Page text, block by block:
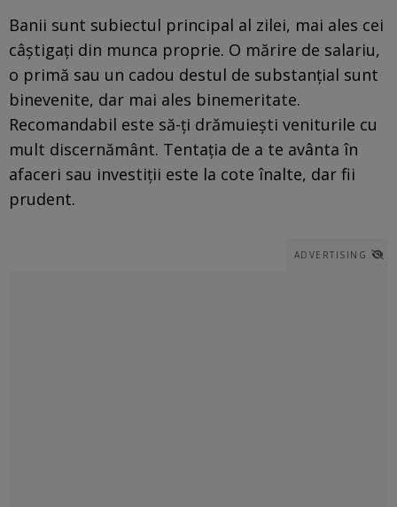
Banii sunt subiectul principal al zilei, mai ales cei
câștigați din munca proprie. O mărire de salariu,
o primă sau un cadou destul de substanțial sunt
binevenite, dar mai ales binemeritate.
Recomandabil este să-ți drămuiești veniturile cu
mult discernământ. Tentația de a te avânta în
afaceri sau investiții este la cote înalte, dar fii
prudent.
ADVERTISING